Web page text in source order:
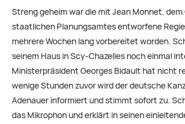
Streng geheim war die mit Jean Monnet, dem
staatlichen Planungsamtes entworfene
mehrere Wochen lang vorbereitet worden.
seinem Haus in Scy-Chazelles noch einmal
Ministerpräsident Georges Bidault hat nicht
wenige Stunden zuvor wird der deutsche
Adenauer informiert und stimmt sofort zu.
das Mikrophon und erklärt in seinen